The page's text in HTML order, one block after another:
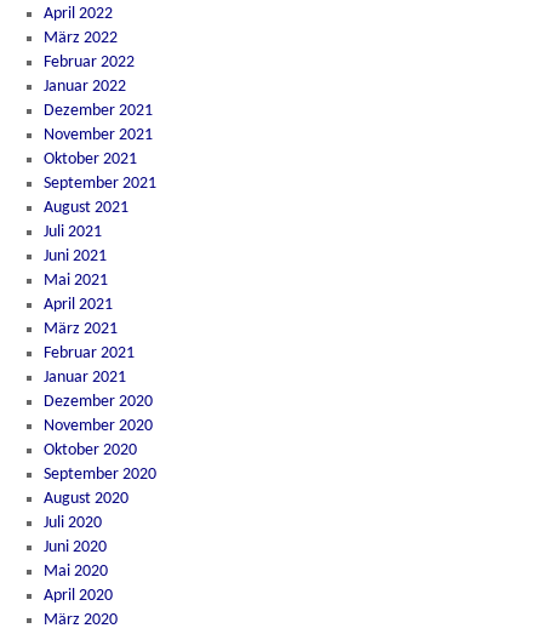
April 2022
März 2022
Februar 2022
Januar 2022
Dezember 2021
November 2021
Oktober 2021
September 2021
August 2021
Juli 2021
Juni 2021
Mai 2021
April 2021
März 2021
Februar 2021
Januar 2021
Dezember 2020
November 2020
Oktober 2020
September 2020
August 2020
Juli 2020
Juni 2020
Mai 2020
April 2020
März 2020